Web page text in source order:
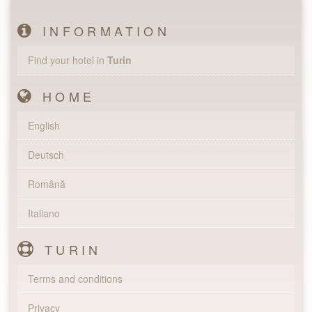
INFORMATION
Find your hotel in Turin
HOME
English
Deutsch
Română
Italiano
TURIN
Terms and conditions
Privacy